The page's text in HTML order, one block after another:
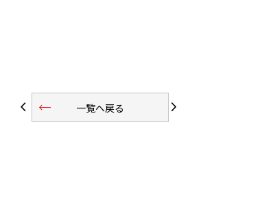
arrow_back_ios 一覧へ戻る
trending_flat arrow_forward_ios